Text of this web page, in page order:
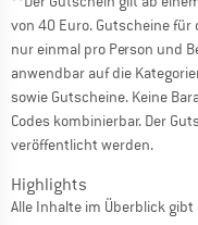
von 40 Euro. Gutscheine
nur einmal pro Person und
anwendbar auf die
sowie Gutscheine. Keine
Codes kombinierbar. Der
veröffentlicht werden.
Highlights
Alle Inhalte im Überblick gibt